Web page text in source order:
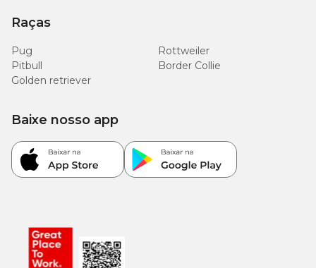
Raças
Pug
Rottweiler
Pitbull
Border Collie
Golden retriever
Baixe nosso app